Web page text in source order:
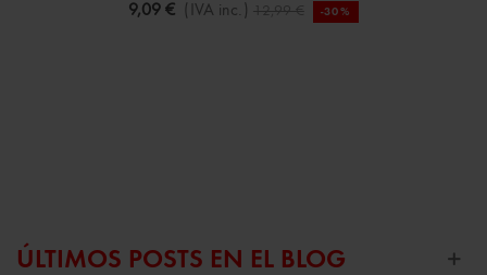
9,09 € (IVA inc.) 12,99 € -30%
ÚLTIMOS POSTS EN EL BLOG